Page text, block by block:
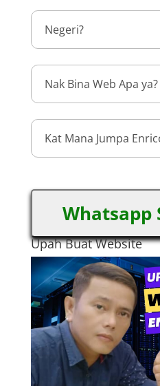
Whatsapp
Upah Buat Website